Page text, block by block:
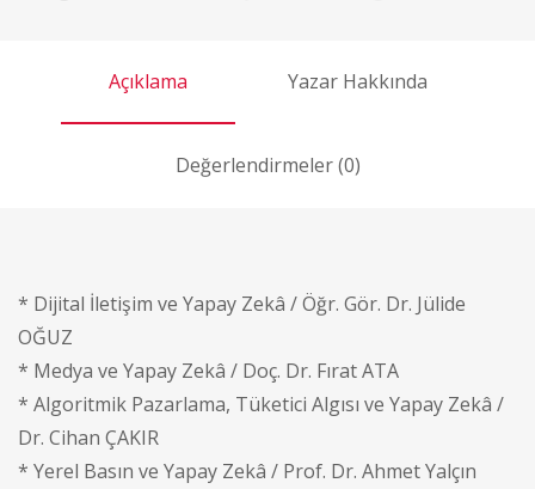
Açıklama Yazar Hakkında
Değerlendirmeler (0)
* Dijital İletişim ve Yapay Zekâ / Öğr. Gör. Dr. Jülide
OĞUZ
* Medya ve Yapay Zekâ / Doç. Dr. Fırat ATA
* Algoritmik Pazarlama, Tüketici Algısı ve Yapay Zekâ /
Dr. Cihan ÇAKIR
* Yerel Basın ve Yapay Zekâ / Prof. Dr. Ahmet Yalçın